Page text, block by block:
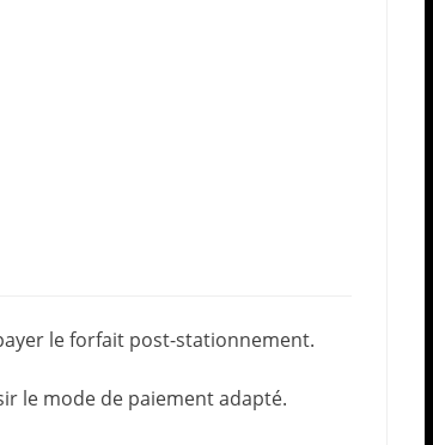
le forfait post-stationnement.
le mode de paiement adapté.